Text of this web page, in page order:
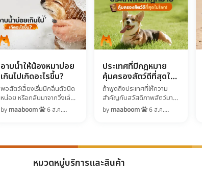
อาบน้ำให้น้องหมาบ่อย
เกินไปเกิดอะไรขึ้น?
พอสัตว์เลี้ยงเริ่มมีกลิ่นตัวนิด
หน่อย หรือกลับมาจากวิ่งเล่น
นอกบ้านแล้วเลอะเทอะ หลาย
คนมักพาเข้าห้องน้ำจับอาบน้ำ
สุขภาพผิวหนังและเส้นขน
by maaboom
6 ส.ค.
ประเทศที่มีกฎหมาย
คุ้มครองสัตว์ดีที่สุดใน
โลก!
ถ้าพูดถึงประเทศที่ให้ความ
สำคัญกับสวัสดิภาพสัตว์มาก
ที่สุด หลายคนอาจนึกถึง สวิต
เซอร์แลนด์ ซึ่งมักถูกยกให้เป็น
โลก
by maaboom
6 ส.ค.
หมวดหมู่บริการและสินค้า